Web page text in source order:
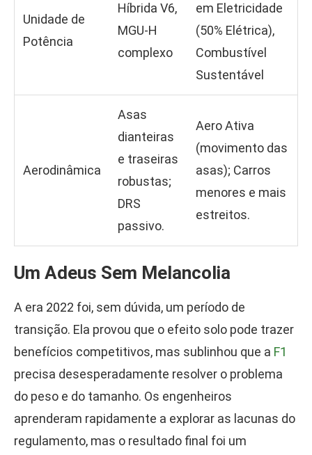
Unidade de
Potência
Híbrida V6,
MGU-H
complexo
em Eletricidade
(50% Elétrica),
Combustível
Sustentável
Aerodinâmica
Asas
dianteiras
e traseiras
robustas;
DRS
passivo.
Aero Ativa
(movimento das
asas); Carros
menores e mais
estreitos.
Um Adeus Sem Melancolia
A era 2022 foi, sem dúvida, um período de
transição. Ela provou que o efeito solo pode trazer
benefícios competitivos, mas sublinhou que a F1
precisa desesperadamente resolver o problema
do peso e do tamanho. Os engenheiros
aprenderam rapidamente a explorar as lacunas do
regulamento, mas o resultado final foi um